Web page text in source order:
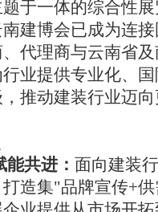
于一体的综合性
建博会已成为连
代理商与云南省
业提供专业化、
推动建装行业迈
共进： 面向建装
造集"品牌宣传+